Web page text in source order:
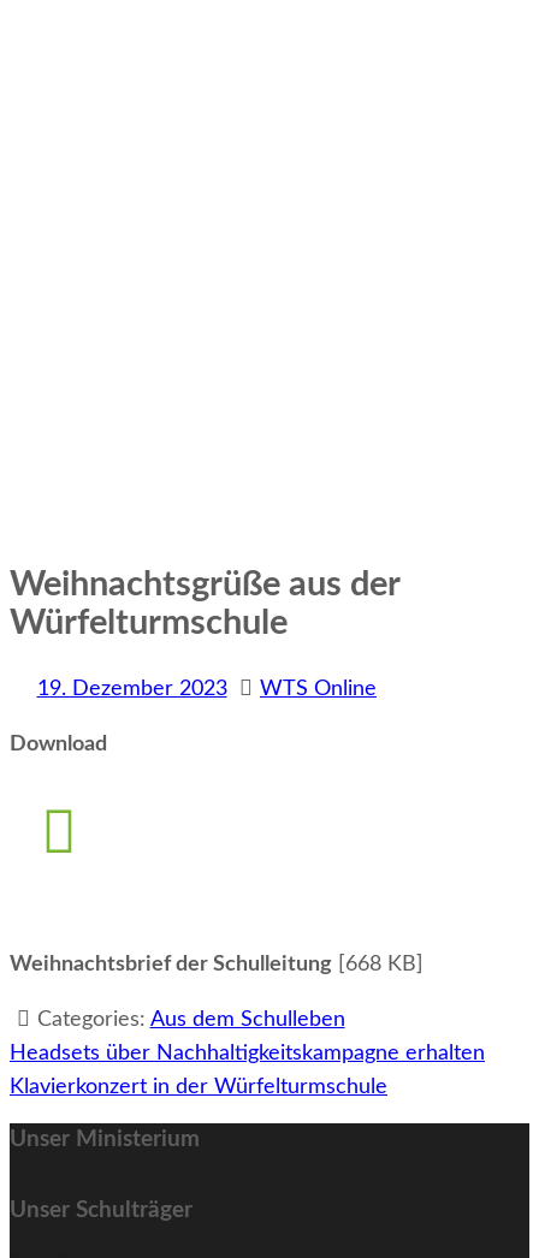
Weihnachtsgrüße aus der
Würfelturmschule
19. Dezember 2023 WTS Online
Download
Weihnachtsbrief der Schulleitung [668 KB]
Categories: Aus dem Schulleben
Beitragsnavigation
Headsets über Nachhaltigkeitskampagne erhalten
Klavierkonzert in der Würfelturmschule
Unser Ministerium
Unser Schulträger